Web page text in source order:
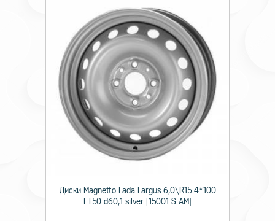
Диски Magnetto Lada Largus 6,0\R15 4*100
ET50 d60,1 silver [15001 S AM]